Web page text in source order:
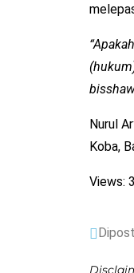
Nurul
Koba,
Views: